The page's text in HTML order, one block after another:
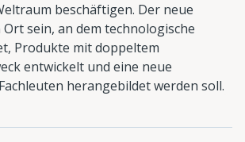
beschäftigen. Der neue
sein, an dem technologische
Produkte mit doppeltem
entwickelt und eine neue
herangebildet werden soll.